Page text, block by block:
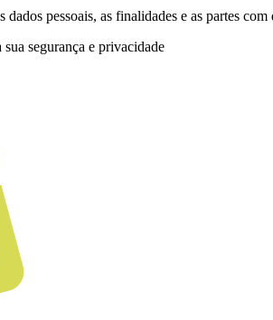
dados pessoais, as finalidades e as partes
segurança e privacidade